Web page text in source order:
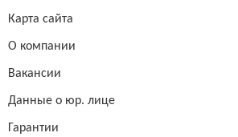
Карта сайта
О компании
Вакансии
Данные о юр. лице
Гарантии